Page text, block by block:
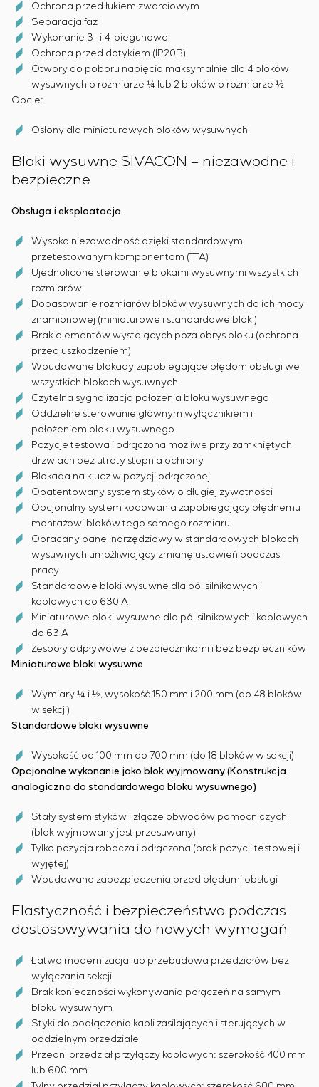
Ochrona przed łukiem zwarciowym
Separacja faz
Wykonanie 3- i 4-biegunowe
Ochrona przed dotykiem (IP20B)
Otwory do poboru napięcia maksymalnie dla 4 bloków
wysuwnych o rozmiarze ¼ lub 2 bloków o rozmiarze ½
Opcje:
Osłony dla miniaturowych bloków wysuwnych
Bloki wysuwne SIVACON – niezawodne i
bezpieczne
Obsługa i eksploatacja
Wysoka niezawodność dzięki standardowym,
przetestowanym komponentom (TTA)
Ujednolicone sterowanie blokami wysuwnymi wszystkich
rozmiarów
Dopasowanie rozmiarów bloków wysuwnych do ich mocy
znamionowej (miniaturowe i standardowe bloki)
Brak elementów wystających poza obrys bloku (ochrona
przed uszkodzeniem)
Wbudowane blokady zapobiegające błędom obsługi we
wszystkich blokach wysuwnych
Czytelna sygnalizacja położenia bloku wysuwnego
Oddzielne sterowanie głównym wyłącznikiem i
położeniem bloku wysuwnego
Pozycje testowa i odłączona możliwe przy zamkniętych
drzwiach bez utraty stopnia ochrony
Blokada na klucz w pozycji odłączonej
Opatentowany system styków o długiej żywotności
Opcjonalny system kodowania zapobiegający błędnemu
montażowi bloków tego samego rozmiaru
Obracany panel narzędziowy w standardowych blokach
wysuwnych umożliwiający zmianę ustawień podczas
pracy
Standardowe bloki wysuwne dla pól silnikowych i
kablowych do 630 A
Miniaturowe bloki wysuwne dla pól silnikowych i kablowych
do 63 A
Zespoły odpływowe z bezpiecznikami i bez bezpieczników
Miniaturowe bloki wysuwne
Wymiary ¼ i ½, wysokość 150 mm i 200 mm (do 48 bloków
w sekcji)
Standardowe bloki wysuwne
Wysokość od 100 mm do 700 mm (do 18 bloków w sekcji)
Opcjonalne wykonanie jako blok wyjmowany (Konstrukcja
analogiczna do standardowego bloku wysuwnego)
Stały system styków i złącze obwodów pomocniczych
(blok wyjmowany jest przesuwany)
Tylko pozycja robocza i odłączona (brak pozycji testowej i
wyjętej)
Wbudowane zabezpieczenia przed błędami obsługi
Elastyczność i bezpieczeństwo podczas
dostosowywania do nowych wymagań
Łatwa modernizacja lub przebudowa przedziałów bez
wyłączania sekcji
Brak konieczności wykonywania połączeń na samym
bloku wysuwnym
Styki do podłączenia kabli zasilających i sterujących w
oddzielnym przedziale
Przedni przedział przyłączy kablowych: szerokość 400 mm
lub 600 mm